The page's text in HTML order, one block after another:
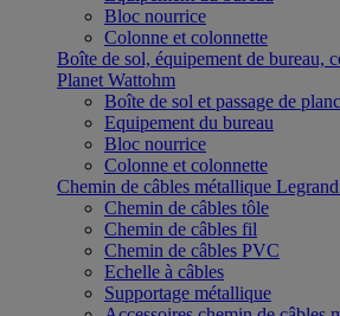
Bloc nourrice
Colonne et colonnette
Boîte de sol, équipement de bureau,
Planet Wattohm
Boîte de sol et passage de
Equipement du bureau
Bloc nourrice
Colonne et colonnette
Chemin de câbles métallique
Chemin de câbles tôle
Chemin de câbles fil
Chemin de câbles PVC
Echelle à câbles
Supportage métallique